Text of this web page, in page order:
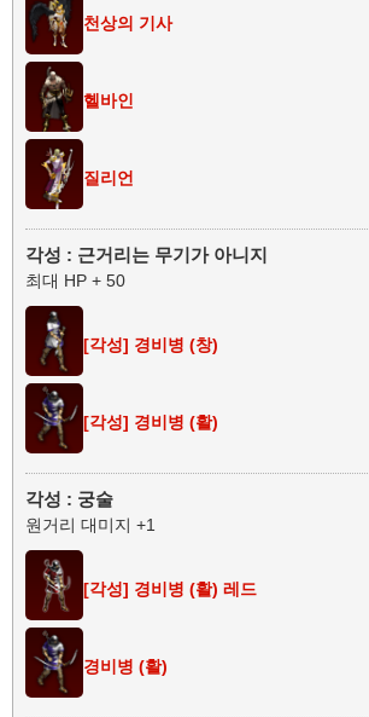
천상의 기사
헬바인
질리언
각성 : 근거리는 무기가 아니지
최대 HP + 50
[각성] 경비병 (창)
[각성] 경비병 (활)
각성 : 궁술
원거리 대미지 +1
[각성] 경비병 (활) 레드
경비병 (활)